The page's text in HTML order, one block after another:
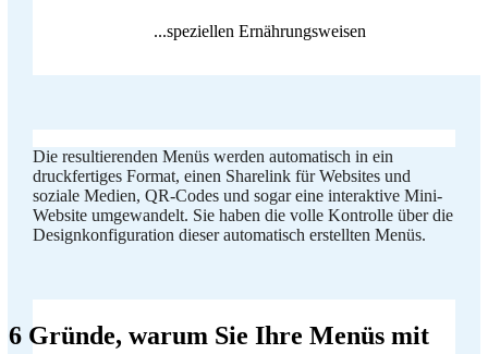
...speziellen Ernährungsweisen
Die resultierenden Menüs werden automatisch in ein
druckfertiges Format, einen Sharelink für Websites und
soziale Medien, QR-Codes und sogar eine interaktive Mini-
Website umgewandelt. Sie haben die volle Kontrolle über die
Designkonfiguration dieser automatisch erstellten Menüs.
6 Gründe, warum Sie Ihre Menüs mit